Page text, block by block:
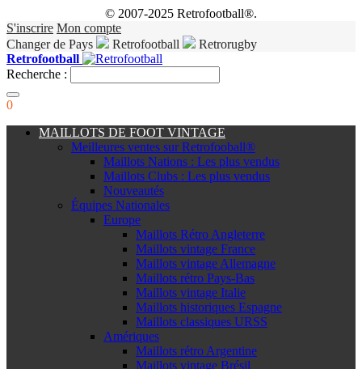
© 2007-2025 Retrofootball®.
S'inscrire Mon compte
Changer de Pays
Retrofootball
Retrorugby
Retrofootball
Recherche :
0
MAILLOTS DE FOOT VINTAGE
Meilleures ventes sur Retrofooball®
Maillots Nations : Les plus vendus
Maillots Clubs : Les plus vendus
Nouveautés
Équipes Nationales
Europe
Maillots Rétro Angleterre
Maillots vintage France
Maillots vintage Allemagne
Maillots rétro Pays-Bas
Maillots vintage Italie
Maillots historiques Espagne
Maillots classiques URSS
Amériques
Maillots rétro Argentine
Maillots vintage Brésil